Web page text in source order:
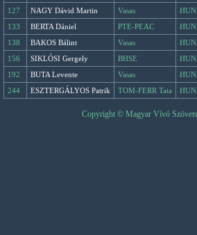
127
NAGY Dávid Martin Vasas
HUN
133
BERTA Dániel PTE-PEAC
HUN
138
BAKOS Bálint Vasas
HUN
156
SIKLÓSI Gergely BHSE
HUN
192
BUTA Levente Vasas
HUN
244
ESZTERGÁLYOS Patrik TOM-FERR Tata HUN
Copyright © Magyar Vívó